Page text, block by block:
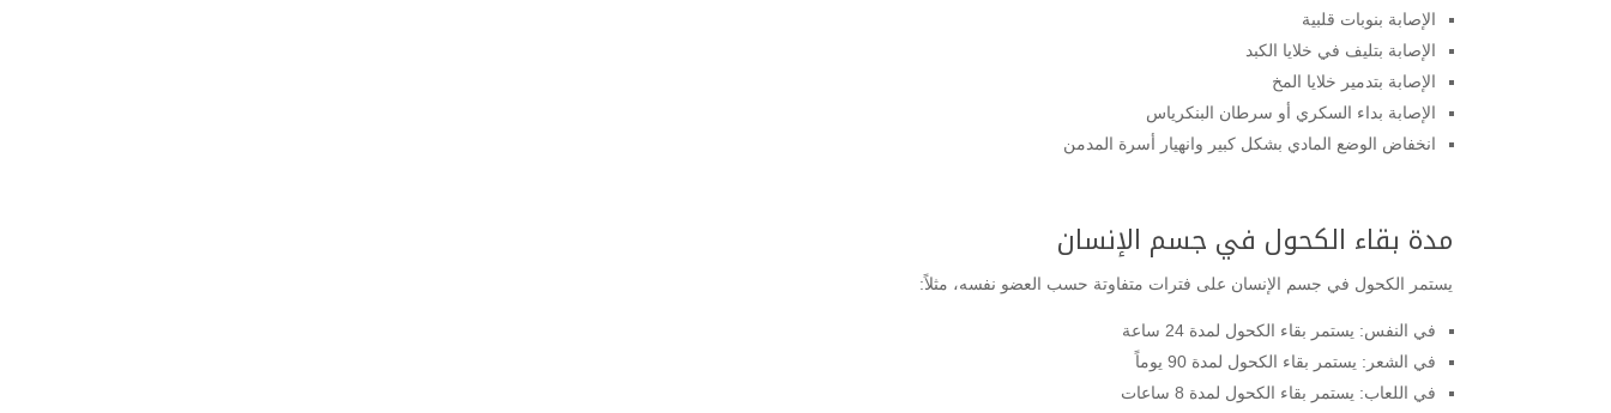
الإصابة بنوبات قلبية
الإصابة بتليف في خلايا الكبد
الإصابة بتدمير خلايا المخ
الإصابة بداء السكري أو سرطان البنكرياس
انخفاض الوضع المادي بشكل كبير وانهيار أسرة المدمن
مدة بقاء الكحول في جسم الإنسان
يستمر الكحول في جسم الإنسان على فترات متفاوتة حسب العضو نفسه، مثلاً:
في النفس: يستمر بقاء الكحول لمدة 24 ساعة
في الشعر: يستمر بقاء الكحول لمدة 90 يوماً
في اللعاب: يستمر بقاء الكحول لمدة 8 ساعات